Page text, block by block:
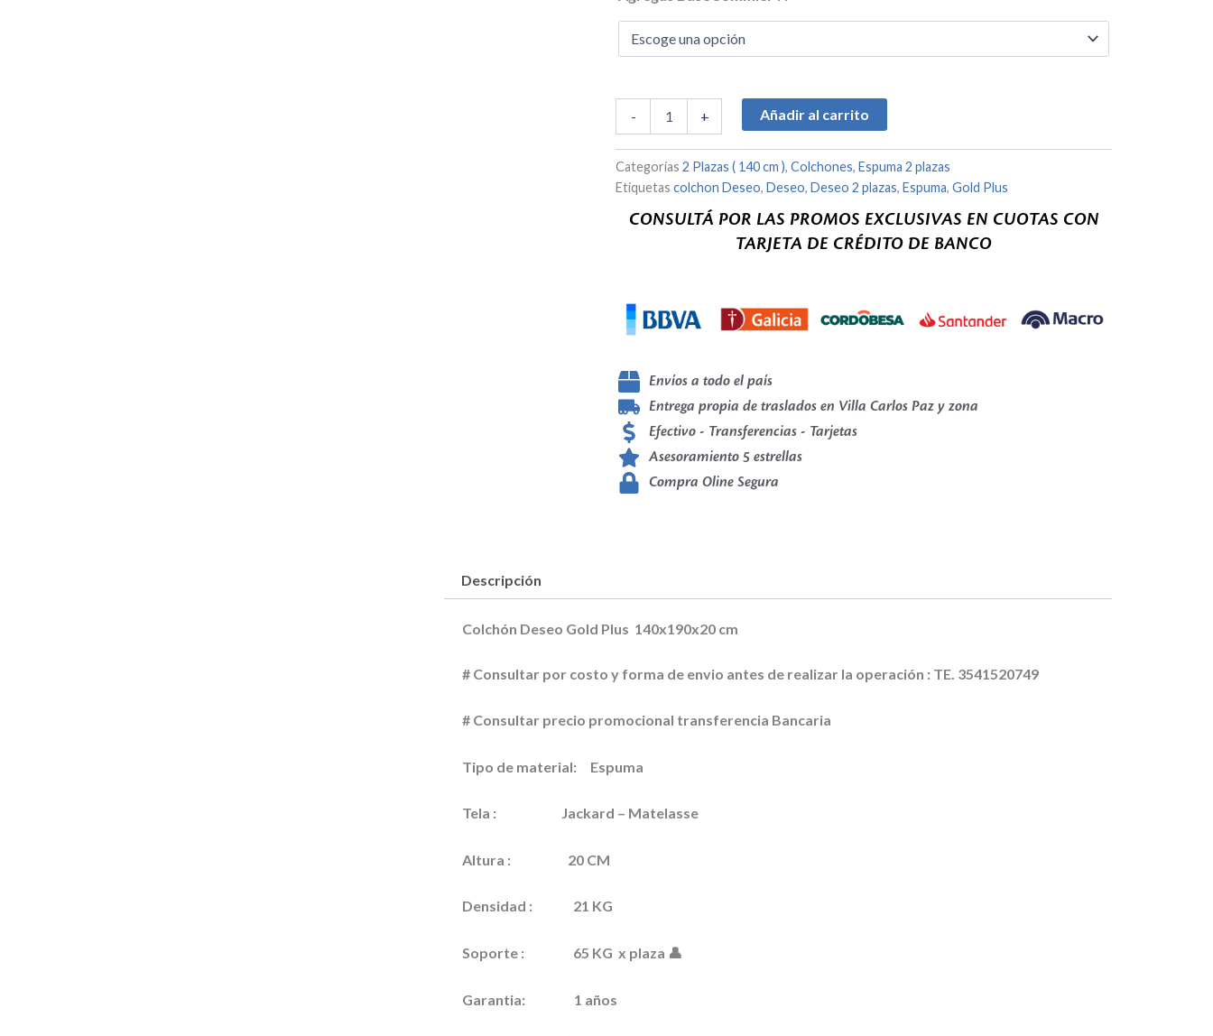
-
140x190x20
cm
(140cm)
Espuma
Promo
mes
+ Añadir al carrito
Categorías 2 Plazas ( 140 cm ), Colchones, Espuma 2 plazas
Etiquetas colchon Deseo, Deseo, Deseo 2 plazas, Espuma, Gold Plus
CONSULTÁ POR LAS PROMOS EXCLUSIVAS EN CUOTAS CON
TARJETA DE CRÉDITO DE BANCO
Envíos a todo el país
Entrega propia de traslados en Villa Carlos Paz y zona
Efectivo - Transferencias - Tarjetas
Asesoramiento 5 estrellas
Compra Oline Segura
Descripción
Colchón Deseo Gold Plus 140x190x20 cm
# Consultar por costo y forma de envio antes de realizar la operación : TE. 3541520749
# Consultar precio promocional transferencia Bancaria
Tipo de material: Espuma
Tela : Jackard – Matelasse
Altura : 20 CM
Densidad : 21 KG
Soporte : 65 KG x plaza 👤
Garantia: 1 años